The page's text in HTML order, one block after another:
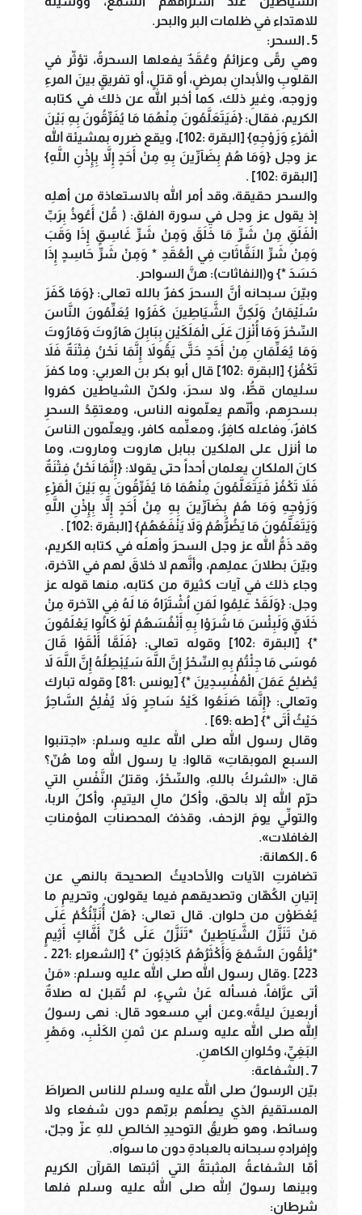
للاهتداء في ظلمات البر والبحر.
5 ـ السحر:
وهي رقًى وعزائمُ وعُقَدٌ يفعلها السحرةُ، تؤثّر في
القلوبِ والأبدانِ بمرضٍ، أو قتلٍ، أو تفريقٍ بينَ المرءِ
وزوجه، وغيرِ ذلك، كما أخبر الله عن ذلك في كتابه
الكريم، فقال: {فَيَتَعَلَّمُونَ مِنْهُمَا مَا يُفَرِّقُونَ بِهِ بَيْنَ
الْمَرْءِ وَزَوْجِهِ} [البقرة :102]، ويقع ضرره بمشيئة الله
عز وجل {وَمَا هُمْ بِضَآرِّينَ بِهِ مِنْ أَحَدٍ إِلاَّ بِإِذْنِ اللَّهِ}
[البقرة :102] .
والسحر حقيقة، وقد أمر الله بالاستعاذة من أهلِه
إذ يقول عز وجل في سورة الفلق: ( قُلْ أَعُوذُ بِرَبِّ
الْفَلَقِ مِنْ شَرِّ مَا خَلَقَ وَمِنْ شَرِّ غَاسِقٍ إِذَا وَقَبَ
وَمِنْ شَرِّ النَفَّاثَاتِ فِي الْعُقَدِ * وَمِنْ شَرِّ حَاسِدٍ إِذَا
حَسَدَ *} و(النفاثات): هنَّ السواحر.
وبيّنَ سبحانه أنَّ السحرَ كفرٌ بالله تعالى: {وَمَا كَفَرَ
سُلَيْمَانُ وَلَكِنَّ الشَّيَاطِينَ كَفَرُوا يُعَلِّمُونَ النَّاسَ
السِّحْرَ وَمَا أُنْزِلَ عَلَى الْمَلَكَيْنِ بِبَابِلَ هَارُوتَ وَمَارُوتَ
وَمَا يُعَلِّمَانِ مِنْ أَحَدٍ حَتَّى يَقُولاَ إِنَّمَا نَحْنُ فِتْنَةٌ فَلاَ
تَكْفُرْ} [البقرة :102] قال أبو بكر بن العربي: وما كفرَ
سليمان قطُّ، ولا سحرَ، ولكنّ الشياطين كفروا
بسحرِهم، وأنّهم يعلّمونه الناس، ومعتقِدُ السحرِ
كافرٌ، وفاعله كافِرُ، ومعلِّمه كافر، ويعلّمون الناسَ
ما أنزل على الملكين ببابل هاروت وماروت، وما
كانَ الملكانِ يعلمان أحداً حتى يقولا: {إِنَّمَا نَحْنُ فِتْنَةٌ
فَلاَ تَكْفُرْ فَيَتَعَلَّمُونَ مِنْهُمَا مَا يُفَرِّقُونَ بِهِ بَيْنَ الْمَرْءِ
وَزَوْجِهِ وَمَا هُمْ بِضَآرِّينَ بِهِ مِنْ أَحَدٍ إِلاَّ بِإِذْنِ اللَّهِ
وَيَتَعَلَّمُونَ مَا يَضُرُّهُمْ وَلاَ يَنْفَعُهُمْ} [البقرة :102] .
وقد ذَمُّ الله عز وجل السحرَ وأهلَه في كتابه الكريم،
وبيّنَ بطلانَ عملِهم، وأنَّهم لا خلاقَ لهم في الآخرة،
وجاء ذلك في آيات كثيرة من كتابه، منها قوله عز
وجل: {وَلَقَدْ عَلِمُوا لَمَنِ اُشْتَرَاهُ مَا لَهُ فِي الآخرة مِنْ
خَلاَقٍ وَلَبِئْسَ مَا شَرَوْا بِهِ أَنْفُسَهُمْ لَوْ كَانُوا يَعْلَمُونَ
*} [البقرة :102] وقوله تعالى: {فَلَمَّا أَلْقَوْا قَالَ
مُوسَى مَا جِئْتُمْ بِهِ السِّحْرُ إِنَّ اللَّهَ سَيُبْطِلُهُ إِنَّ اللَّهَ لاَ
يُصْلِحُ عَمَلَ الْمُفْسِدِينَ *} [يونس :81] وقوله تبارك
وتعالى: {إِنَّمَا صَنَعُوا كَيْدُ سَاحِرٍ وَلاَ يُفْلِحُ السَّاحِرُ
حَيْثُ أَتَى *} [طه :69] .
وقال رسول الله صلى الله عليه وسلم: «اجتنبوا
السبع الموبقاتِ» قالوا: يا رسول الله وما هُنّ؟
قال: «الشركُ باللهِ، والسِّحْرُ، وقتلُ النَّفْسِ التي
حرّم الله إلا بالحق، وأكلُ مالِ اليتيمِ، وأكلُ الربا،
والتولِّي يومَ الزحف، وقذفُ المحصناتِ المؤمناتِ
الغافلات».
6 ـ الكهانة:
تضافرتِ الآيات والأحاديثُ الصحيحة بالنهي عن
إتيانِ الكُهّان وتصديقهم فيما يقولون، وتحريمِ ما
يُعْطَوْن من حلوان. قال تعالى: {هَلْ أُنَبِّئُكُمْ عَلَى
مَنْ تَنَزَّلُ الشَّيَاطِينُ *تَنَزَّلُ عَلَى كُلِّ أَفَّاكٍ أَثِيمٍ
*يُلْقُونَ السَّمْعَ وَأَكْثَرُهُمْ كَاذِبُونَ *} [الشعراء :221 ـ
223] .وقال رسول الله صلى الله عليه وسلم: «مَنْ
أتى عرَّافاً، فسأله عَنْ شيءٍ، لم تُقبلْ له صلاةٌ
أربعينَ ليلةً».وعن أبي مسعود قال: نهى رسولُ
اللهِ صلى الله عليه وسلم عن ثمنِ الكَلْبِ، ومَهْرِ
البَغِيِّ، وحُلوانِ الكاهنِ.
7 ـ الشفاعة:
بيّن الرسولُ صلى الله عليه وسلم للناس الصراطَ
المستقيمَ الذي يصلُهم بربّهم دون شفعاء ولا
وسائط، وهو طريقُ التوحيدِ الخالصِ للهِ عزّ وجلّ،
وإفرادهِ سبحانه بالعبادةِ دون ما سواه.
أمّا الشفاعةُ المثبتةُ التي أثبتها القرآن الكريم
وبينها رسولُ اللهِ صلى الله عليه وسلم فلها
شرطان: